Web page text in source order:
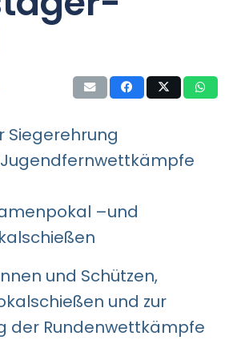
Siegerehrung
Jugendfernwettkämpfe
–und
und Schützen,
und zur
der Rundenwettkämpfe